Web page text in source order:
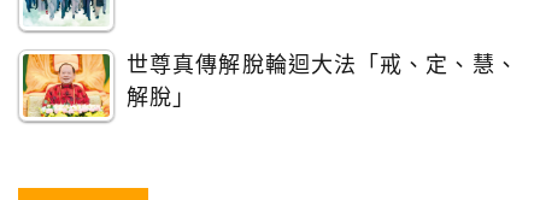
世尊真傳解脫輪迴大法「戒、定、慧、
解脫」